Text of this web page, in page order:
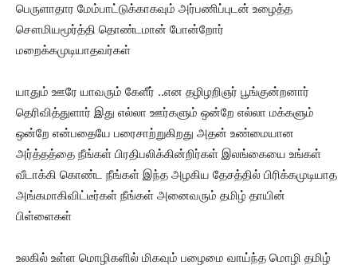
பெருளாதார மேம்பாட்டுக்காகவும் அர்பணிப்புடன் உழைத்த
சௌமியமூர்த்தி தொண்டமான் போன்றோர்
மறைக்கமுடியாதவர்கள்
யாதும் ஊரே யாவரும் கேளீர் ..என தழிழறிஞர் பூங்குன்றனார்
தெரிவித்துளார் இது எல்லா ஊர்களும் ஒன்றே எல்லா மக்களும்
ஒன்றே என்பதையே பரைசாற்றுகிறது அதன் உண்மையான
அர்த்தத்தை நீங்கள் பிரதிபலிக்கின்றிர்கள் இலங்கையை உங்கள்
வீடாக்கி கொண்ட நீங்கள் இந்த அழகிய தேசத்தில் பிரிக்கமுடியாத
அங்கமாகிவிட்டீர்கள் நீங்கள் அனைவரும் தமிழ் தாயின்
பிள்ளைகள்
உலகில் உள்ள மொழிகளில் மிகவும் பழைமை வாய்ந்த மொழி தமிழ்